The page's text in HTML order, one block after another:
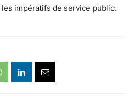
impératifs de service public.